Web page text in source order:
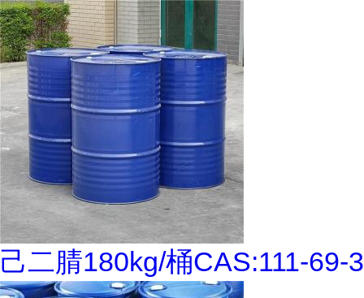
己二腈180kg/桶CAS:111-69-3